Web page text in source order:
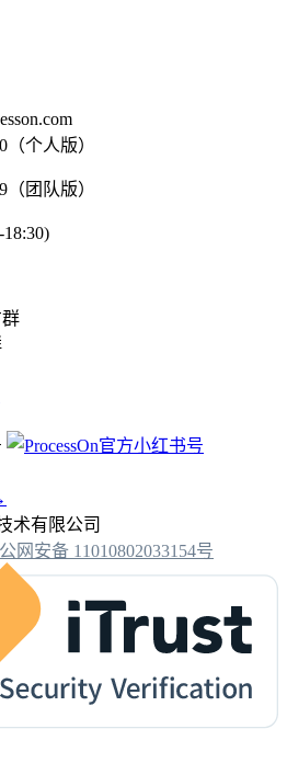
（个人版）
（团队版）
术有限公司
网安备 11010802033154号